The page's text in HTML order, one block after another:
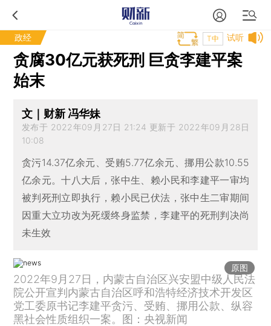
政经 试听
T中
贪腐30亿元获死刑 巨贪李建平案
始末
文｜财新 冯华妹
发布于 2022年09月27日 21:24 更新于 2022年09月28日
10:08
贪污14.37亿余元、受贿5.77亿余元、挪用公款10.55
亿余元。十八大后，张中生、赖小民和李建平一审均
被判死刑立即执行，赖小民已伏法，张中生二审期间
因重大立功改为死缓终身监禁，李建平的死刑判决尚
未生效
原图
2022年9月27日，内蒙古自治区兴安盟中级人民法
院公开宣判内蒙古自治区呼和浩特经济技术开发区
党工委原书记李建平贪污、受贿、挪用公款、纵容
黑社会性质组织一案。图：央视新闻